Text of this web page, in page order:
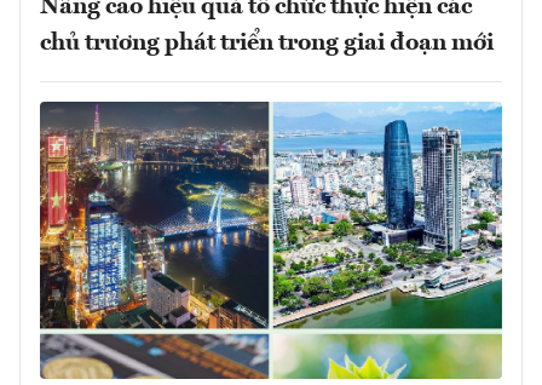
Nâng cao hiệu quả tổ chức thực hiện các
chủ trương phát triển trong giai đoạn mới